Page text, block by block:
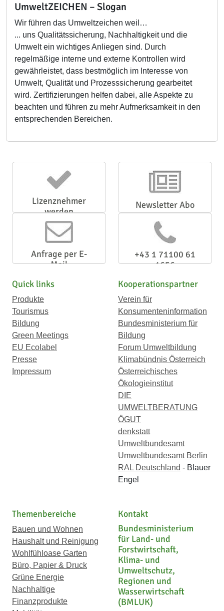
UmweltZEICHEN – Slogan
Wir führen das Umweltzeichen weil…
... uns Qualitätssicherung, Nachhaltigkeit und die
Umwelt ein wichtiges Anliegen sind. Durch
regelmäßige interne und externe Kontrollen wird
gewährleistet, dass bestmöglich im Interesse von
Umwelt, Qualität und Prozesssicherung gearbeitet
wird. Zertifizierungen helfen dabei, alle Aspekte zu
beachten und führen zu mehr Aufmerksamkeit in den
entsprechenden Bereichen.
Lizenznehmer
werden
Newsletter Abo
Anfrage per E-
Mail
+43 1 71100 61
1656
Quick links
Produkte
Tourismus
Bildung
Green Meetings
EU Ecolabel
Presse
Impressum
Kooperationspartner
Verein für
Konsumenteninformation
Bundesministerium für
Bildung
Forum Umweltbildung
Klimabündnis Österreich
Österreichisches
Ökologieinstitut
DIE
UMWELTBERATUNG
ÖGUT
denkstatt
Umweltbundesamt
Umweltbundesamt Berlin
RAL Deutschland - Blauer
Engel
Themenbereiche
Bauen und Wohnen
Haushalt und Reinigung
Wohlfühloase Garten
Büro, Papier & Druck
Grüne Energie
Nachhaltige
Finanzprodukte
Kontakt
Bundesministerium
für Land- und
Forstwirtschaft,
Klima- und
Umweltschutz,
Regionen und
Wasserwirtschaft
(BMLUK)